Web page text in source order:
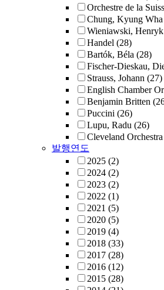
Orchestre de la
Chung, Kyung Wha
Wieniawski, Henryk
Handel (28)
Bartók, Béla (28)
Fischer-Dieskau,
Strauss, Johann (27)
English Chamber
Benjamin Britten
Puccini (26)
Lupu, Radu (26)
Cleveland Orchestra
발행연도
2025 (2)
2024 (2)
2023 (2)
2022 (1)
2021 (5)
2020 (5)
2019 (4)
2018 (33)
2017 (28)
2016 (12)
2015 (28)